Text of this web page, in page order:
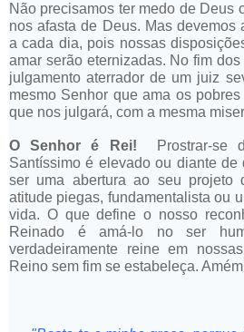
Não precisamos ter medo de Deus
nos afasta de Deus. Mas devemos
a cada dia, pois nossas
amar serão eternizadas. No fim
julgamento aterrador de um juiz
mesmo Senhor que ama os
que nos julgará, com a mesma
O Senhor é Rei!
Prostrar-se
Santíssimo é elevado ou diante de
ser uma abertura ao seu projeto
atitude piegas, fundamentalista ou
vida. O que define o nosso
Reinado é amá-lo no ser
verdadeiramente reine em
Reino sem fim se estabeleça.